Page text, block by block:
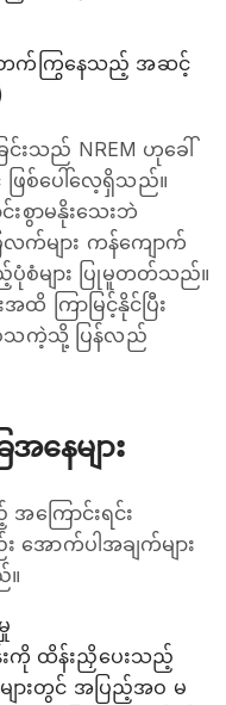
တက်ကြွနေသည့် အဆင့်
သည် NREM ဟုခေါ်
ြစ်ပေါ်လေ့ရှိသည်။
စွာမနိုးသေးဘဲ
လက်များ ကန်ကျောက်
ပုံစံများ ပြုမူတတ်သည်။
ထိ ကြာမြင့်နိုင်ပြီး
စ်သကဲ့သို့ ပြန်လည်
အနေများ
အကြောင်းရင်း
ာက်ပါအချက်များ
းကို ထိန်းညှိပေးသည့်
ားတွင် အပြည့်အဝ မ